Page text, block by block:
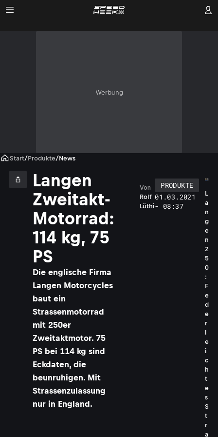
Werbung
Start/Produkte/News
Langen
Zweitakt-
Motorrad:
114 kg, 75
PS
Die englische Firma
Langen Motorcycles
baut ein
Strassenmotorrad
mit 250er
Zweitaktmotor. 75
PS bei 114 kg sind
Eckdaten, die
beunruhigen. Mit
Strassenzulassung
nur in England.
Rolf
Lüthi
Von
PRODUKTE
01.03.2021
- 08:37
L
a
n
g
e
n
2
5
0
:
F
e
d
e
r
l
e
i
c
h
t
e
s
S
t
r
a